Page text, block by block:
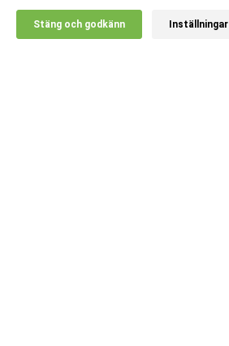
20% RABATT!
X
Stäng och godkänn Inställningar